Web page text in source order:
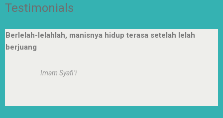
Testimonials
Berlelah-lelahlah, manisnya hidup terasa setelah lelah
berjuang
Imam Syafi’i